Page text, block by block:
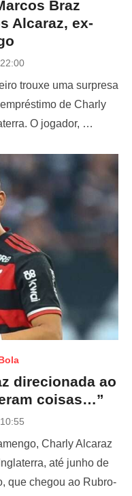
Braz
Alcaraz, ex-
trouxe uma surpresa
de Charly
O jogador, …
direcionada ao
coisas…”
Charly Alcaraz
até junho de
que chegou ao Rubro-